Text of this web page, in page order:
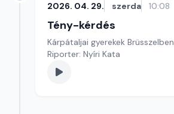
2026. 04. 29. szerda 10:08
Tény-kérdés
Kárpátaljai gyerekek Brüsszelben
Riporter: Nyíri Kata